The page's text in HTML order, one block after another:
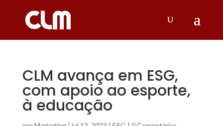
CLM avança em ESG,
com apoio ao esporte,
à educação